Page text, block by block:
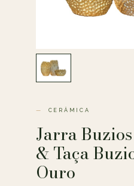
CERÂMICA
Jarra
& Taça
Ouro